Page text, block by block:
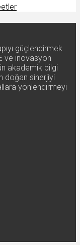
güçlendirmek
ve inovasyon
akademik bilgi
doğan sinerjiyi
yönlendirmeyi